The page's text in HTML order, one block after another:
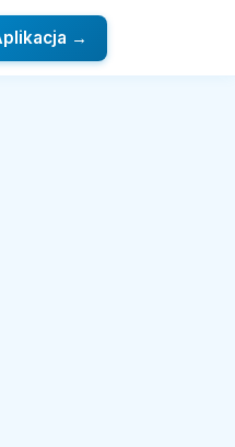
→